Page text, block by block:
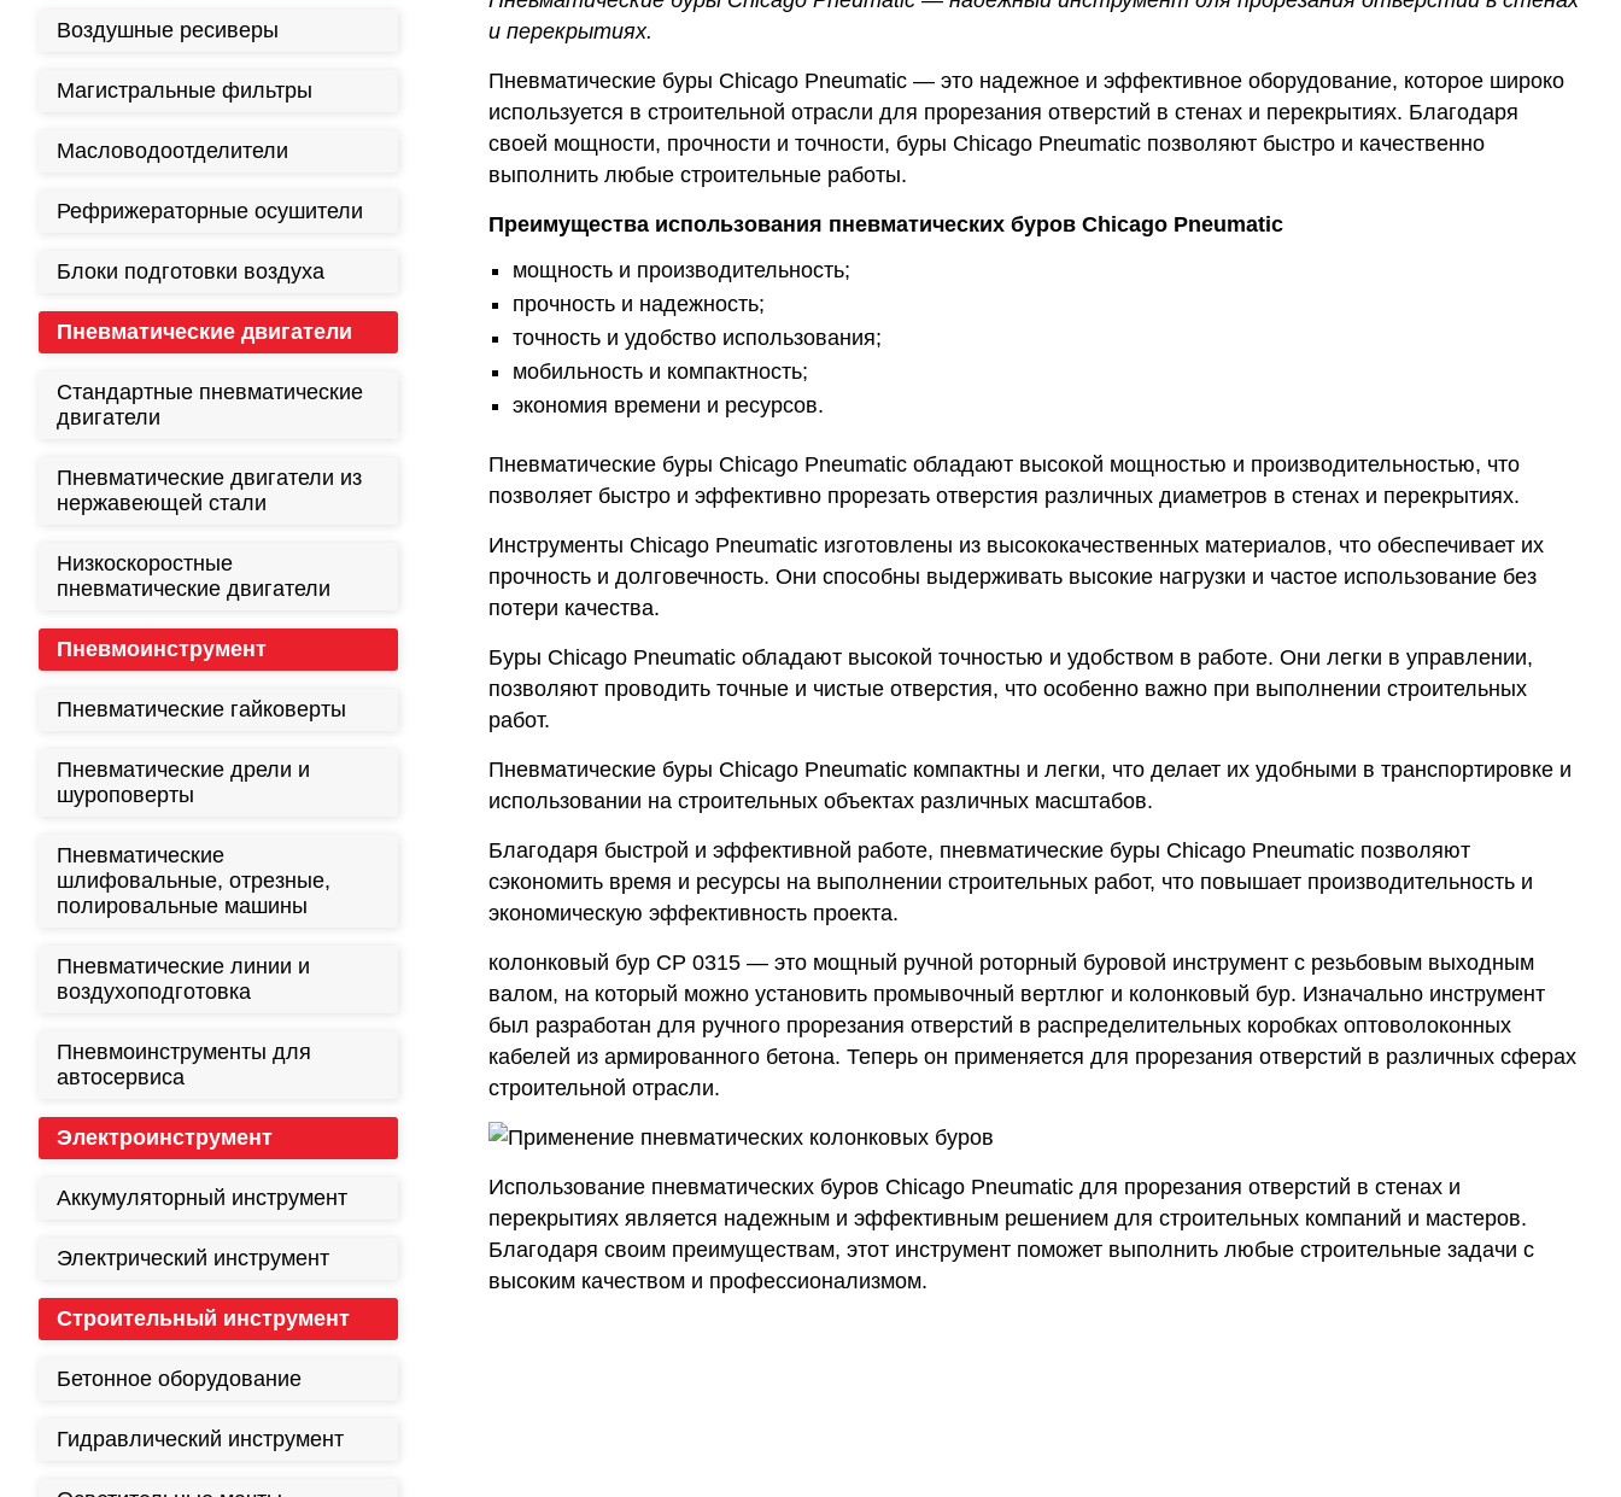
Воздушные ресиверы
Магистральные фильтры
Масловодоотделители
Рефрижераторные осушители
Блоки подготовки воздуха
Пневматические двигатели
Стандартные пневматические
двигатели
Пневматические двигатели из
нержавеющей стали
Низкоскоростные
пневматические двигатели
Пневмоинструмент
Пневматические гайковерты
Пневматические дрели и
шуроповерты
Пневматические
шлифовальные, отрезные,
полировальные машины
Пневматические линии и
воздухоподготовка
Пневмоинструменты для
автосервиса
Электроинструмент
Аккумуляторный инструмент
Электрический инструмент
Строительный инструмент
Бетонное оборудование
Гидравлический инструмент
и перекрытиях.
Пневматические буры Chicago Pneumatic — это надежное и эффективное оборудование, которое широко
используется в строительной отрасли для прорезания отверстий в стенах и перекрытиях. Благодаря
своей мощности, прочности и точности, буры Chicago Pneumatic позволяют быстро и качественно
выполнить любые строительные работы.
Преимущества использования пневматических буров Chicago Pneumatic
мощность и производительность;
прочность и надежность;
точность и удобство использования;
мобильность и компактность;
экономия времени и ресурсов.
Пневматические буры Chicago Pneumatic обладают высокой мощностью и производительностью, что
позволяет быстро и эффективно прорезать отверстия различных диаметров в стенах и перекрытиях.
Инструменты Chicago Pneumatic изготовлены из высококачественных материалов, что обеспечивает их
прочность и долговечность. Они способны выдерживать высокие нагрузки и частое использование без
потери качества.
Буры Chicago Pneumatic обладают высокой точностью и удобством в работе. Они легки в управлении,
позволяют проводить точные и чистые отверстия, что особенно важно при выполнении строительных
работ.
Пневматические буры Chicago Pneumatic компактны и легки, что делает их удобными в транспортировке и
использовании на строительных объектах различных масштабов.
Благодаря быстрой и эффективной работе, пневматические буры Chicago Pneumatic позволяют
сэкономить время и ресурсы на выполнении строительных работ, что повышает производительность и
экономическую эффективность проекта.
колонковый бур CP 0315 — это мощный ручной роторный буровой инструмент с резьбовым выходным
валом, на который можно установить промывочный вертлюг и колонковый бур. Изначально инструмент
был разработан для ручного прорезания отверстий в распределительных коробках оптоволоконных
кабелей из армированного бетона. Теперь он применяется для прорезания отверстий в различных сферах
строительной отрасли.
Использование пневматических буров Chicago Pneumatic для прорезания отверстий в стенах и
перекрытиях является надежным и эффективным решением для строительных компаний и мастеров.
Благодаря своим преимуществам, этот инструмент поможет выполнить любые строительные задачи с
высоким качеством и профессионализмом.